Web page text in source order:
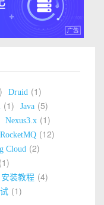
Druid 1
1 Java 5
Nexus3.x 1
RocketMQ 12
Cloud 2
1
安装教程 4
1